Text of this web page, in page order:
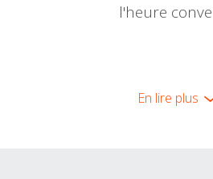
l'heure
En lire plus